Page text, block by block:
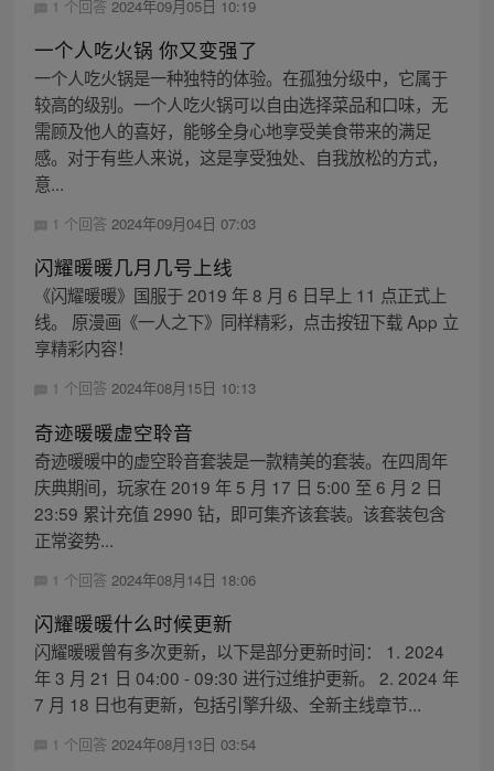
1 个回答 2024年09月05日 10:19
一个人吃火锅 你又变强了
一个人吃火锅是一种独特的体验。在孤独分级中，它属于
较高的级别。一个人吃火锅可以自由选择菜品和口味，无
需顾及他人的喜好，能够全身心地享受美食带来的满足
感。对于有些人来说，这是享受独处、自我放松的方式，
意...
1 个回答 2024年09月04日 07:03
闪耀暖暖几月几号上线
《闪耀暖暖》国服于 2019 年 8 月 6 日早上 11 点正式上
线。 原漫画《一人之下》同样精彩，点击按钮下载 App 立
享精彩内容！
1 个回答 2024年08月15日 10:13
奇迹暖暖虚空聆音
奇迹暖暖中的虚空聆音套装是一款精美的套装。在四周年
庆典期间，玩家在 2019 年 5 月 17 日 5:00 至 6 月 2 日
23:59 累计充值 2990 钻，即可集齐该套装。该套装包含
正常姿势...
1 个回答 2024年08月14日 18:06
闪耀暖暖什么时候更新
闪耀暖暖曾有多次更新，以下是部分更新时间： 1. 2024
年 3 月 21 日 04:00 - 09:30 进行过维护更新。 2. 2024 年
7 月 18 日也有更新，包括引擎升级、全新主线章节...
1 个回答 2024年08月13日 03:54